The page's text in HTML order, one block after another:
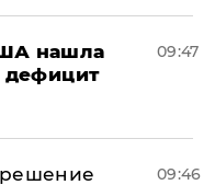
нашла
дефицит
09:47
09:46